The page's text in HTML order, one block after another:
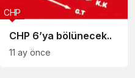
CHP 6’ya bölünecek..
CHP
11 ay önce